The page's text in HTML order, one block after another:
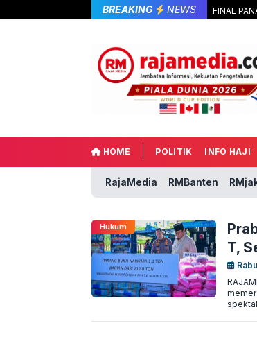
BREAKING NEWS FINAL
HOME POLITIK INFO HAJI
RajaMedia RMBanten
Hukum
T,